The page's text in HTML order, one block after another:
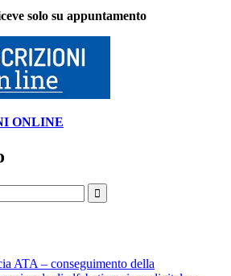
solo su appuntamento
ONLINE
ATA – conseguimento della